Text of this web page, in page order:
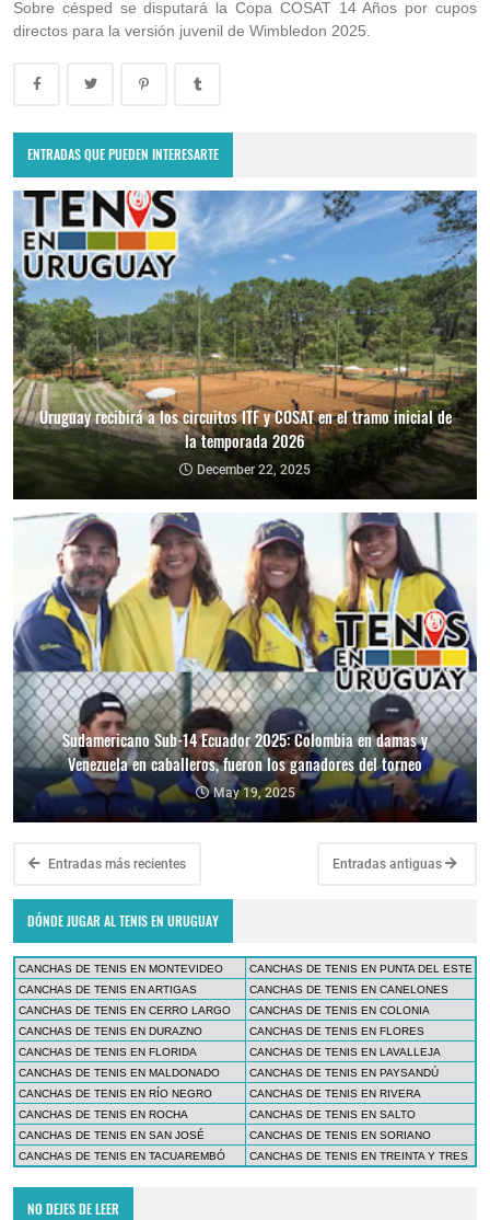
Sobre césped se disputará la Copa COSAT 14 Años por cupos
directos para la versión juvenil de Wimbledon 2025.
ENTRADAS QUE PUEDEN INTERESARTE
Uruguay recibirá a los circuitos ITF y COSAT en el tramo inicial de
la temporada 2026
December 22, 2025
Sudamericano Sub-14 Ecuador 2025: Colombia en damas y
Venezuela en caballeros, fueron los ganadores del torneo
May 19, 2025
Entradas más recientes Entradas antiguas
DÓNDE JUGAR AL TENIS EN URUGUAY
CANCHAS DE TENIS EN MONTEVIDEO
CANCHAS DE TENIS EN PUNTA DEL ESTE
CANCHAS DE TENIS EN ARTIGAS
CANCHAS DE TENIS EN CANELONES
CANCHAS DE TENIS EN CERRO LARGO
CANCHAS DE TENIS EN COLONIA
CANCHAS DE TENIS EN DURAZNO
CANCHAS DE TENIS EN FLORES
CANCHAS DE TENIS EN FLORIDA
CANCHAS DE TENIS EN LAVALLEJA
CANCHAS DE TENIS EN MALDONADO
CANCHAS DE TENIS EN PAYSANDÚ
CANCHAS DE TENIS EN RÍO NEGRO
CANCHAS DE TENIS EN RIVERA
CANCHAS DE TENIS EN ROCHA
CANCHAS DE TENIS EN SALTO
CANCHAS DE TENIS EN SAN JOSÉ
CANCHAS DE TENIS EN SORIANO
CANCHAS DE TENIS EN TACUAREMBÓ
CANCHAS DE TENIS EN TREINTA Y TRES
NO DEJES DE LEER